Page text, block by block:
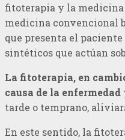
fitoterapia y la
medicina convencional
que presenta el
sintéticos que actúan
La fitoterapia, en
causa de la enfermedad
tarde o temprano,
En este sentido, la